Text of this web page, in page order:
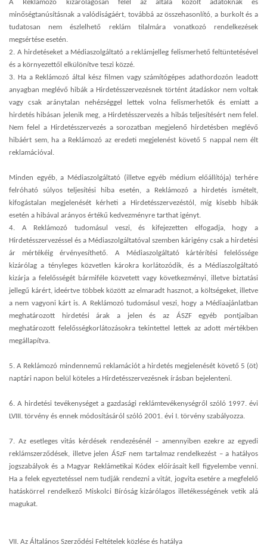
A Reklámozó kizárólagosan felel az általa közölt adatoknak és
minőségtanúsításnak a valódiságáért, továbbá az összehasonlító, a burkolt és a
tudatosan nem észlelhető reklám tilalmára vonatkozó rendelkezések
megsértése esetén.
2. A hirdetéseket a Médiaszolgáltató a reklámjelleg felismerhető feltüntetésével
és a környezettől elkülönítve teszi közzé.
3. Ha a Reklámozó által kész filmen vagy számítógépes adathordozón leadott
anyagban meglévő hibák a Hirdetésszervezésnek történt átadáskor nem voltak
vagy csak aránytalan nehézséggel lettek volna felismerhetők és emiatt a
hirdetés hibásan jelenik meg, a Hirdetésszervezés a hibás teljesítésért nem felel.
Nem felel a Hirdetésszervezés a sorozatban megjelenő hirdetésben meglévő
hibáért sem, ha a Reklámozó az eredeti megjelenést követő 5 nappal nem élt
reklamációval.
Minden egyéb, a Médiaszolgáltató (illetve egyéb médium előállítója) terhére
felróható súlyos teljesítési hiba esetén, a Reklámozó a hirdetés ismételt,
kifogástalan megjelenését kérheti a Hirdetésszervezéstól, míg kisebb hibák
esetén a hibával arányos értékű kedvezményre tarthat igényt.
4. A Reklámozó tudomásul veszi, és kifejezetten elfogadja, hogy a
Hirdetésszervezéssel és a Médiaszolgáltatóval szemben kárigény csak a hirdetési
ár mértékéig érvényesíthető. A Médiaszolgáltató kártérítési felelőssége
kizárólag a tényleges közvetlen károkra korlátozódik, és a Médiaszolgáltató
kizárja a felelősségét bármiféle közvetett vagy következményi, illetve biztatási
jellegű kárért, ideértve többek között az elmaradt hasznot, a költségeket, illetve
a nem vagyoni kárt is. A Reklámozó tudomásul veszi, hogy a Médiaajánlatban
meghatározott hirdetési árak a jelen és az ÁSZF egyéb pontjaiban
meghatározott felelősségkorlátozásokra tekintettel lettek az adott mértékben
megállapítva.
5. A Reklámozó mindennemű reklamációt a hirdetés megjelenését követő 5 (öt)
naptári napon belül köteles a Hirdetésszervezésnek írásban bejelenteni.
6. A hirdetési tevékenységet a gazdasági reklámtevékenységről szóló 1997. évi
LVIII. törvény és ennek módosításáról szóló 2001. évi I. törvény szabályozza.
7. Az esetleges vitás kérdések rendezésénél – amennyiben ezekre az egyedi
reklámszerződések, illetve jelen ÁSzF nem tartalmaz rendelkezést – a hatályos
jogszabályok és a Magyar Reklámetikai Kódex előírásait kell figyelembe venni.
Ha a felek egyeztetéssel nem tudják rendezni a vitát, jogvita esetére a megfelelő
hatáskörrel rendelkező Miskolci Bíróság kizárólagos illetékességének vetik alá
magukat.
VII. Az Általános Szerződési Feltételek közlése és hatálya